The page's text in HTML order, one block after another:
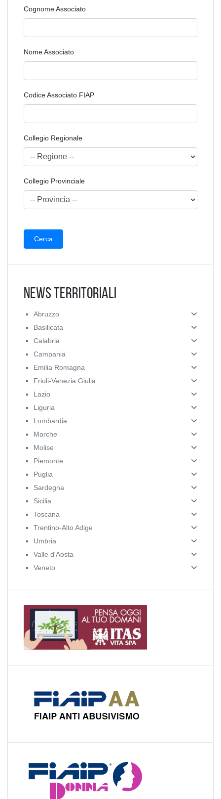
Cognome Associato
Nome Associato
Codice Associato FIAP
Collegio Regionale
Collegio Provinciale
News Territoriali
Abruzzo
Basilicata
Calabria
Campania
Emilia Romagna
Friuli-Venezia Giulia
Lazio
Liguria
Lombardia
Marche
Molise
Piemonte
Puglia
Sardegna
Sicilia
Toscana
Trentino-Alto Adige
Umbria
Valle d'Aosta
Veneto